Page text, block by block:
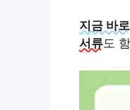
지금 바로
서류도